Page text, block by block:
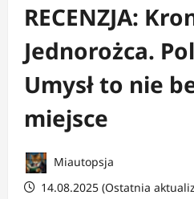
RECENZJA:
Jednorożca.
Umysł to nie
miejsce
Miautopsja
14.08.2025 (Ostatnia